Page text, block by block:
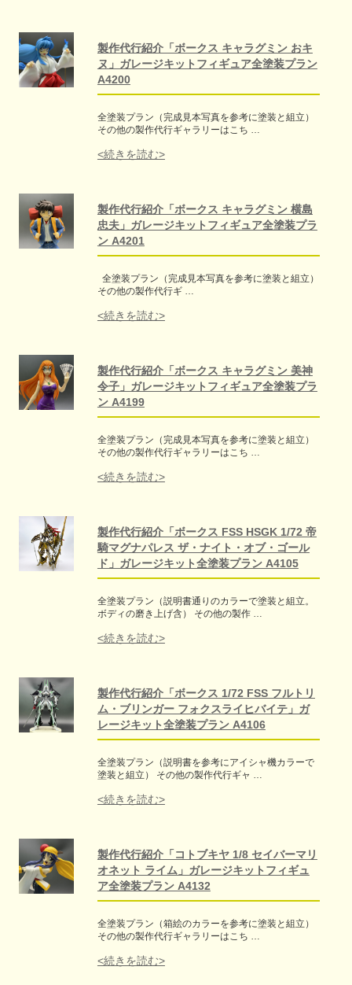
製作代行紹介「ボークス キャラグミン おキ
ヌ」ガレージキットフィギュア全塗装プラン
A4200
全塗装プラン（完成見本写真を参考に塗装と組立）
その他の製作代行ギャラリーはこち …
<続きを読む>
製作代行紹介「ボークス キャラグミン 横島
忠夫」ガレージキットフィギュア全塗装プラ
ン A4201
全塗装プラン（完成見本写真を参考に塗装と組立）
その他の製作代行ギ …
<続きを読む>
製作代行紹介「ボークス キャラグミン 美神
令子」ガレージキットフィギュア全塗装プラ
ン A4199
全塗装プラン（完成見本写真を参考に塗装と組立）
その他の製作代行ギャラリーはこち …
<続きを読む>
製作代行紹介「ボークス FSS HSGK 1/72 帝
騎マグナパレス ザ・ナイト・オブ・ゴール
ド」ガレージキット全塗装プラン A4105
全塗装プラン（説明書通りのカラーで塗装と組立。
ボディの磨き上げ含） その他の製作 …
<続きを読む>
製作代行紹介「ボークス 1/72 FSS フルトリ
ム・ブリンガー フォクスライヒバイテ」ガ
レージキット全塗装プラン A4106
全塗装プラン（説明書を参考にアイシャ機カラーで
塗装と組立） その他の製作代行ギャ …
<続きを読む>
製作代行紹介「コトブキヤ 1/8 セイバーマリ
オネット ライム」ガレージキットフィギュ
ア全塗装プラン A4132
全塗装プラン（箱絵のカラーを参考に塗装と組立）
その他の製作代行ギャラリーはこち …
<続きを読む>